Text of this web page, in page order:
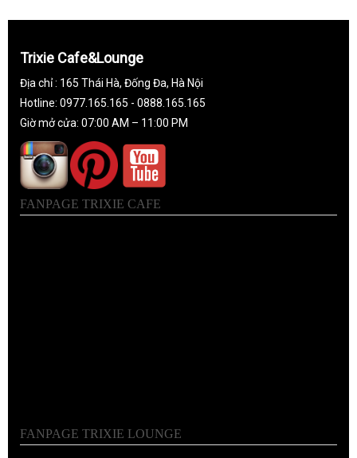
Trixie Cafe&Lounge
Địa chỉ : 165 Thái Hà, Đống Đa, Hà Nội
Hotline: 0977.165.165 - 0888.165.165
Giờ mở cửa: 07:00 AM – 11:00 PM
FANPAGE TRIXIE CAFE
FANPAGE TRIXIE LOUNGE